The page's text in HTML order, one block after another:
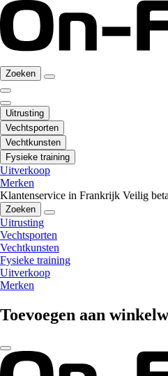
Zoeken
Uitrusting
Vechtsporten
Vechtkunsten
Fysieke training
Uitverkoop
Merken
Klantenservice in Frankrijk Veilig
Zoeken
Uitrusting
Vechtsporten
Vechtkunsten
Fysieke training
Uitverkoop
Merken
Toevoegen aan